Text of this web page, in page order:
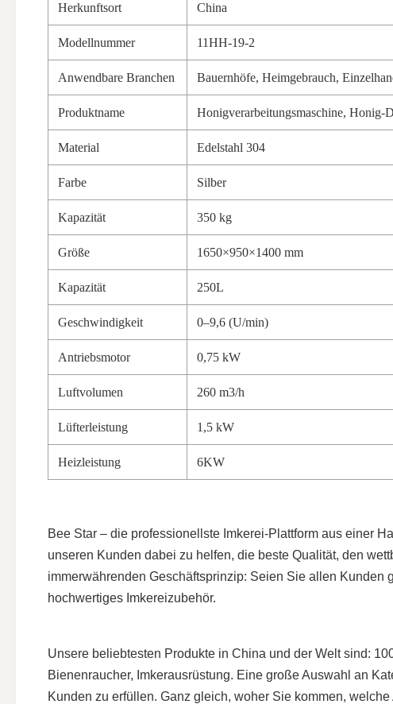
Herkunftsort China
Modellnummer 11HH-19-2
Anwendbare Branchen Bauernhöfe, Heimgebrauch,
Produktname Honigverarbeitungsmaschine, Honig-
Material Edelstahl 304
Farbe Silber
Kapazität 350 kg
Größe 1650×950×1400 mm
Kapazität 250L
Geschwindigkeit 0–9,6 (U/min)
Antriebsmotor 0,75 kW
Luftvolumen 260 m3/h
Lüfterleistung 1,5 kW
Heizleistung 6KW
Bee Star – die professionellste Imkerei-Plattform aus einer
unseren Kunden dabei zu helfen, die beste Qualität, den
immerwährenden Geschäftsprinzip: Seien Sie allen
hochwertiges Imkereizubehör.
Unsere beliebtesten Produkte in China und der Welt sind:
Bienenraucher, Imkerausrüstung. Eine große Auswahl an
Kunden zu erfüllen. Ganz gleich, woher Sie kommen,